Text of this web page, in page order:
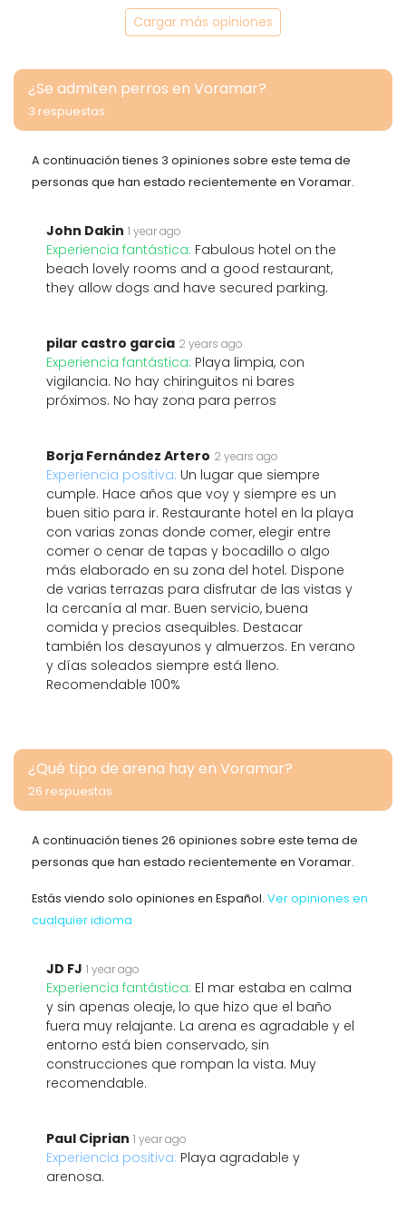
Cargar más opiniones
¿Se admiten perros en Voramar?
3 respuestas
A continuación tienes 3 opiniones sobre este tema de
personas que han estado recientemente en Voramar.
John Dakin 1 year ago
Experiencia fantástica: Fabulous hotel on the
beach lovely rooms and a good restaurant,
they allow dogs and have secured parking.
pilar castro garcia 2 years ago
Experiencia fantástica: Playa limpia, con
vigilancia. No hay chiringuitos ni bares
próximos. No hay zona para perros
Borja Fernández Artero 2 years ago
Experiencia positiva: Un lugar que siempre
cumple. Hace años que voy y siempre es un
buen sitio para ir. Restaurante hotel en la playa
con varias zonas donde comer, elegir entre
comer o cenar de tapas y bocadillo o algo
más elaborado en su zona del hotel. Dispone
de varias terrazas para disfrutar de las vistas y
la cercanía al mar. Buen servicio, buena
comida y precios asequibles. Destacar
también los desayunos y almuerzos. En verano
y días soleados siempre está lleno.
Recomendable 100%
¿Qué tipo de arena hay en Voramar?
26 respuestas
A continuación tienes 26 opiniones sobre este tema de
personas que han estado recientemente en Voramar.
Estás viendo solo opiniones en Español. Ver opiniones en
cualquier idioma
JD FJ 1 year ago
Experiencia fantástica: El mar estaba en calma
y sin apenas oleaje, lo que hizo que el baño
fuera muy relajante. La arena es agradable y el
entorno está bien conservado, sin
construcciones que rompan la vista. Muy
recomendable.
Paul Ciprian 1 year ago
Experiencia positiva: Playa agradable y
arenosa.